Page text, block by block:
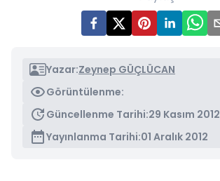
Yazar:Zeynep GÜÇLÜCAN
Görüntülenme:
Güncellenme Tarihi:29 Kasım 2012
Yayınlanma Tarihi:01 Aralık 2012